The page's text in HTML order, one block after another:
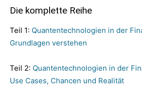
Die komplette Reihe
Teil 1: Quantentechnologien in der
Grundlagen verstehen
Teil 2: Quantentechnologien in der
Use Cases, Chancen und Realität